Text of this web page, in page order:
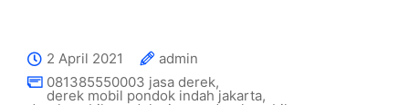
2 April 2021
admin
081385550003 jasa derek,
derek mobil pondok indah jakarta,